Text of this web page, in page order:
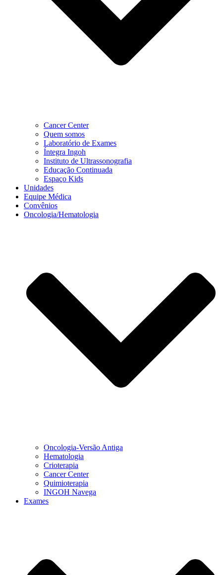
Cancer Center
Quem somos
Laboratório de Exames
Íntegra Ingoh
Instituto de Ultrassonografia
Educação Continuada
Espaço Kids
Unidades
Equipe Médica
Convênios
Oncologia/Hematologia
Oncologia-Versão Antiga
Hematologia
Crioterapia
Cancer Center
Quimioterapia
INGOH Navega
Exames